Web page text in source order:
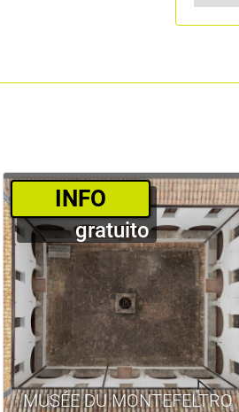
MUSÉE DU MONTEFELTRO
­INFO
gratuito